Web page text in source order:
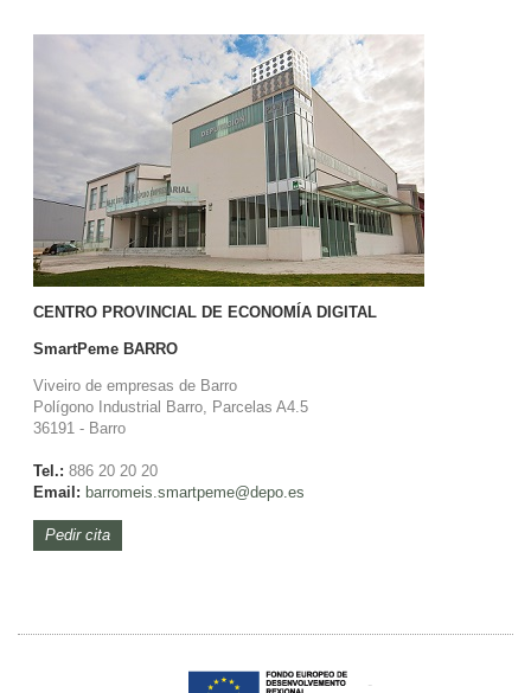
CENTRO PROVINCIAL DE ECONOMÍA DIGITAL
SmartPeme BARRO
Viveiro de empresas de Barro
Polígono Industrial Barro, Parcelas A4.5
36191 - Barro
Tel.: 886 20 20 20
Email: barromeis.smartpeme@depo.es
Pedir cita